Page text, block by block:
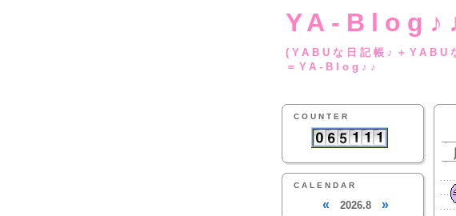
YA-
(YABUな日
＝YA-Blog♪♪
COUNTER
CALENDAR
« 2026.8 »